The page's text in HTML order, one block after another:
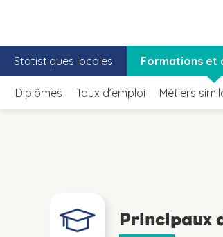
Statistiques locales Formations et
Diplômes Taux d’emploi Métiers
Principaux